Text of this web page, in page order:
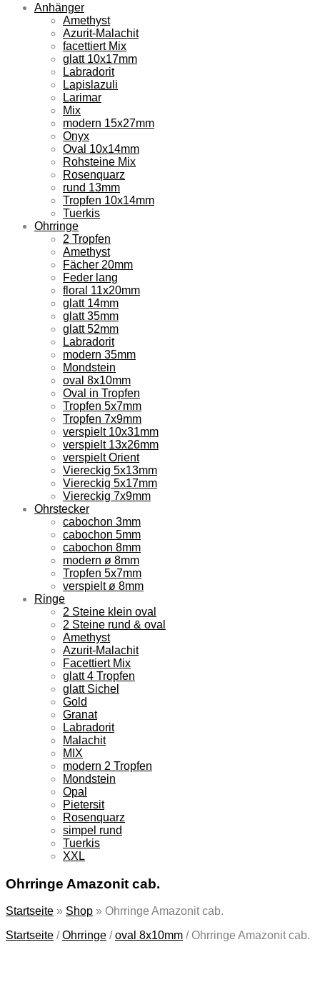
Anhänger
Amethyst
Azurit-Malachit
facettiert Mix
glatt 10x17mm
Labradorit
Lapislazuli
Larimar
Mix
modern 15x27mm
Onyx
Oval 10x14mm
Rohsteine Mix
Rosenquarz
rund 13mm
Tropfen 10x14mm
Tuerkis
Ohrringe
2 Tropfen
Amethyst
Fächer 20mm
Feder lang
floral 11x20mm
glatt 14mm
glatt 35mm
glatt 52mm
Labradorit
modern 35mm
Mondstein
oval 8x10mm
Oval in Tropfen
Tropfen 5x7mm
Tropfen 7x9mm
verspielt 10x31mm
verspielt 13x26mm
verspielt Orient
Viereckig 5x13mm
Viereckig 5x17mm
Viereckig 7x9mm
Ohrstecker
cabochon 3mm
cabochon 5mm
cabochon 8mm
modern ø 8mm
Tropfen 5x7mm
verspielt ø 8mm
Ringe
2 Steine klein oval
2 Steine rund & oval
Amethyst
Azurit-Malachit
Facettiert Mix
glatt 4 Tropfen
glatt Sichel
Gold
Granat
Labradorit
Malachit
MIX
modern 2 Tropfen
Mondstein
Opal
Pietersit
Rosenquarz
simpel rund
Tuerkis
XXL
Ohrringe Amazonit cab.
Startseite » Shop » Ohrringe Amazonit cab.
Startseite /Ohrringe /oval 8x10mm /Ohrringe Amazonit cab.